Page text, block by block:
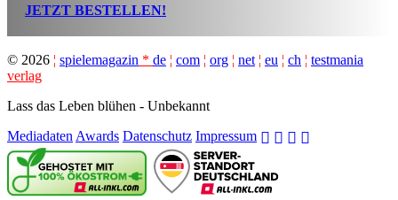
JETZT BESTELLEN!
© 2026 ¦ spielemagazin * de ¦ com ¦ org ¦ net ¦ eu ¦ ch ¦ testmania
verlag
Lass das Leben blühen - Unbekannt
Mediadaten Awards Datenschutz Impressum